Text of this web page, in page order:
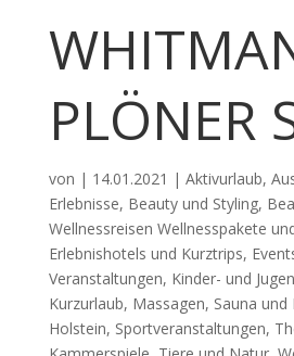
PLÖNER
von | 14.01.2021 | Aktivurlaub,
Erlebnisse, Beauty und Styling,
Wellnessreisen Wellnesspakete
Erlebnishotels und Kurztrips,
Veranstaltungen, Kinder- und
Kurzurlaub, Massagen, Sauna und
Holstein, Sportveranstaltungen,